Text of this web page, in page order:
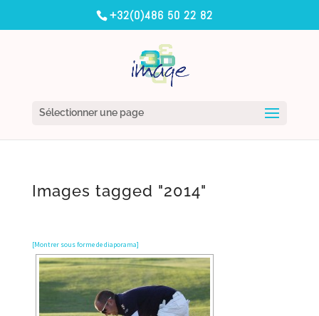
+32(0)486 50 22 82
Sélectionner une page
Images tagged "2014"
[Montrer sous forme de diaporama]